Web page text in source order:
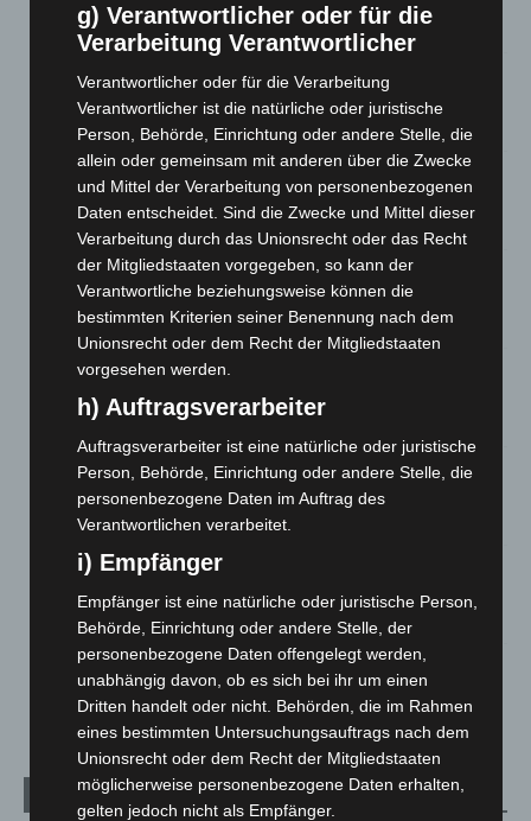
8. August 2026
A2: Zweite Turbobaustelle startet zwischen Hannover-West
und Bothfeld
8. August 2026
Niedersachsen: Feuerwehrkräfte kehren nach
Waldbrandeinsatz aus Spanien zurück
Hannover: Erste Tigermücken-Population in Niedersachsen
entdeckt
7. August 2026
Brand im „Haus der Begegnung“ in Neuwarmbüchen schnell
eingedämmt
6. August 2026
Region Hannover: 21 neue Notfallsanitäter starten beim
Roten Kreuz
5. August 2026
Mann läuft mit Hockeyschläger über A7 – Polizei sucht
Zeugen
5. August 2026
Celle: Mensch stirbt bei Bagger-Unfall auf Baustelle
5. August 2026
Kategorien
g) Verantwortlicher oder für die
Verarbeitung Verantwortlicher
Verantwortlicher oder für die Verarbeitung
Verantwortlicher ist die natürliche oder juristische
Person, Behörde, Einrichtung oder andere Stelle, die
allein oder gemeinsam mit anderen über die Zwecke
und Mittel der Verarbeitung von personenbezogenen
Daten entscheidet. Sind die Zwecke und Mittel dieser
Verarbeitung durch das Unionsrecht oder das Recht
der Mitgliedstaaten vorgegeben, so kann der
Verantwortliche beziehungsweise können die
bestimmten Kriterien seiner Benennung nach dem
Unionsrecht oder dem Recht der Mitgliedstaaten
vorgesehen werden.
h) Auftragsverarbeiter
Auftragsverarbeiter ist eine natürliche oder juristische
Person, Behörde, Einrichtung oder andere Stelle, die
personenbezogene Daten im Auftrag des
Verantwortlichen verarbeitet.
i) Empfänger
Empfänger ist eine natürliche oder juristische Person,
Behörde, Einrichtung oder andere Stelle, der
personenbezogene Daten offengelegt werden,
unabhängig davon, ob es sich bei ihr um einen
Dritten handelt oder nicht. Behörden, die im Rahmen
eines bestimmten Untersuchungsauftrags nach dem
Unionsrecht oder dem Recht der Mitgliedstaaten
möglicherweise personenbezogene Daten erhalten,
gelten jedoch nicht als Empfänger.